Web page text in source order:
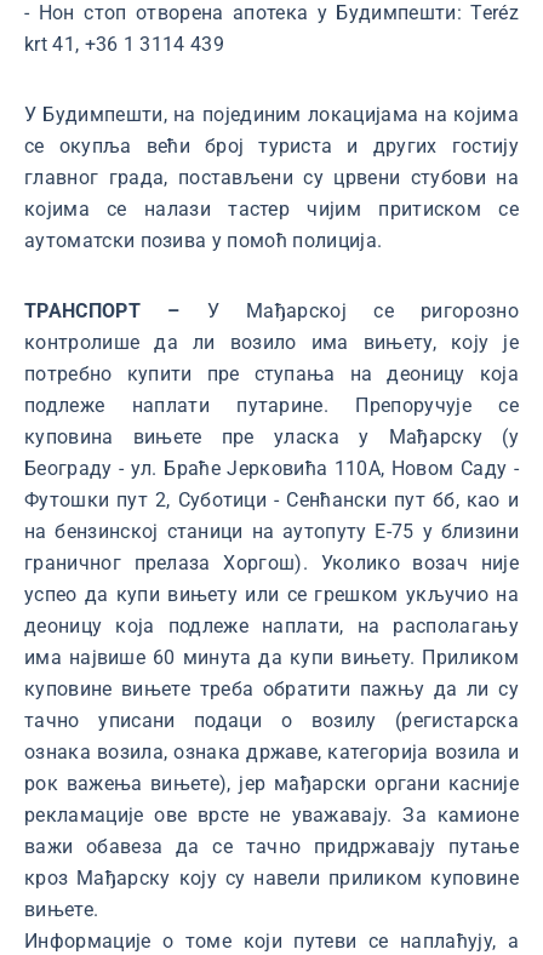
- Нон стоп отворена апотека у Будимпешти: Teréz
krt 41, +36 1 3114 439
У Будимпешти, на појединим локацијама на којима
се окупља већи број туриста и других гостију
главног града, постављени су црвени стубови на
којима се налази тастер чијим притиском се
аутоматски позива у помоћ полиција.
ТРАНСПОРТ – У Мађарској се ригорозно
контролише да ли возило има вињету, коју је
потребно купити пре ступања на деоницу која
подлеже наплати путарине. Препоручује се
куповина вињете пре уласка у Мађарску (у
Београду - ул. Браће Јерковића 110А, Новом Саду -
Футошки пут 2, Суботици - Сенћански пут бб, као и
на бензинској станици на аутопуту Е-75 у близини
граничног прелаза Хоргош). Уколико возач није
успео да купи вињету или се грешком укључио на
деоницу која подлеже наплати, на располагању
има највише 60 минута да купи вињету. Приликом
куповине вињете треба обратити пажњу да ли су
тачно уписани подаци о возилу (регистарска
ознака возила, ознака државе, категорија возила и
рок важења вињете), јер мађарски органи касније
рекламације ове врсте не уважавају. За камионе
важи обавеза да се тачно придржавају путање
кроз Мађарску коју су навели приликом куповине
вињете.
Информације о томе који путеви се наплаћују, а